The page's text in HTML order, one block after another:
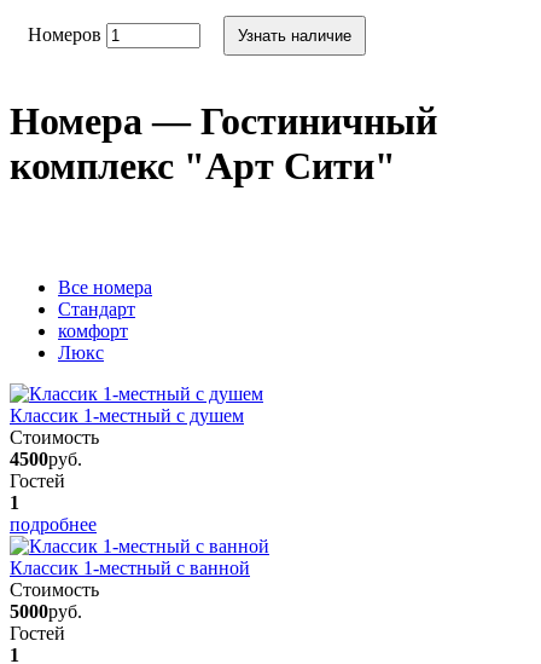
Номеров Узнать наличие
Номера — Гостиничный
комплекс "Арт Сити"
Вcе номера
Стандарт
комфорт
Люкс
Классик 1-местный с душем
Стоимость
4500руб.
Гостей
1
подробнее
Классик 1-местный с ванной
Стоимость
5000руб.
Гостей
1